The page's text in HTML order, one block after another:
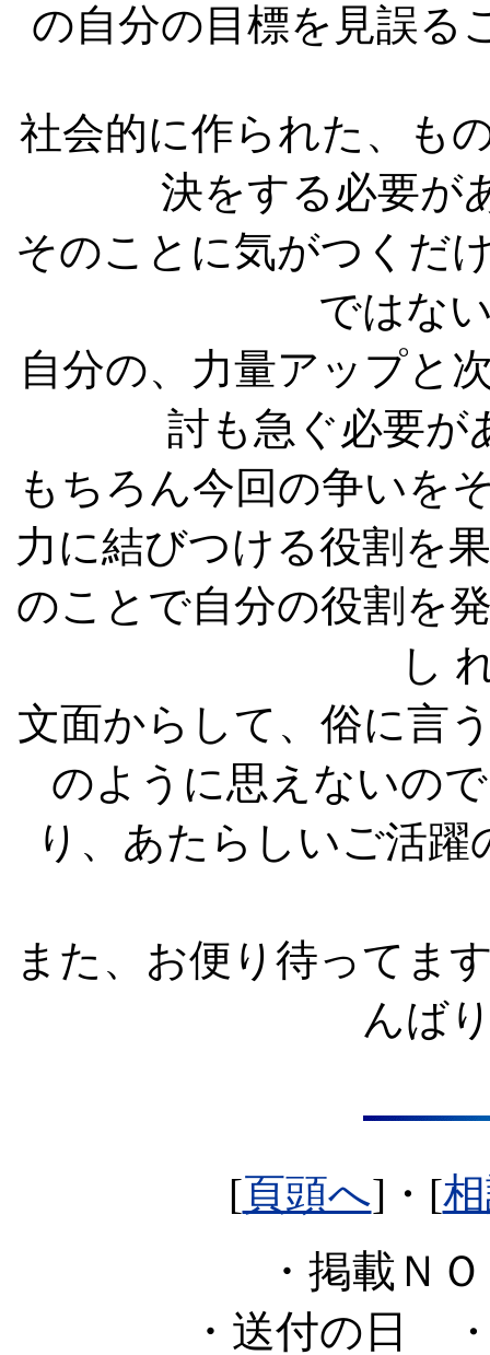
の自分の目標を見誤る
社会的に作られた、も
決をする必要が
そのことに気がつくだ
ではな
自分の、力量アップと
討も急ぐ必要が
もちろん今回の争いを
力に結びつける役割を
のことで自分の役割を
し
文面からして、俗に言
のように思えないの
り、あたらしいご活
また、お便り待ってま
んば
[頁頭へ]・[
・掲載Ｎ
・送付の日